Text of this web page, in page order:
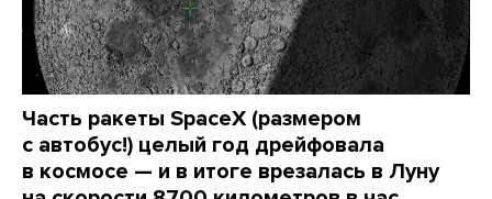
Часть ракеты SpaceX (размером
с автобус!) целый год дрейфовала
в космосе — и в итоге врезалась в Луну